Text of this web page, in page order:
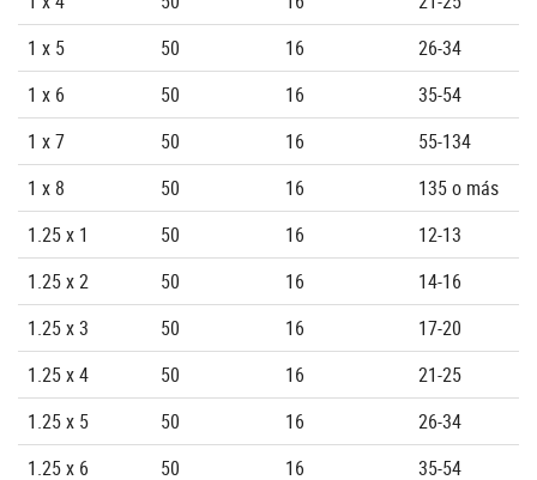
1 x 5
50 16
26-34
1 x 6
50 16
35-54
1 x 7
50 16
55-134
1 x 8
50 16
135 o más
1.25 x 1
50 16
12-13
1.25 x 2
50 16
14-16
1.25 x 3
50 16
17-20
1.25 x 4
50 16
21-25
1.25 x 5
50 16
26-34
1.25 x 6
50 16
35-54